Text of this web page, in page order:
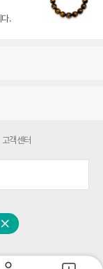
닫기
.
고객센터